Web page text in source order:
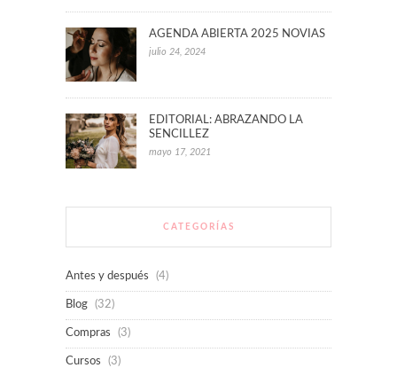
AGENDA ABIERTA 2025 NOVIAS
julio 24, 2024
EDITORIAL: ABRAZANDO LA
SENCILLEZ
mayo 17, 2021
CATEGORÍAS
Antes y después (4)
Blog (32)
Compras (3)
Cursos (3)